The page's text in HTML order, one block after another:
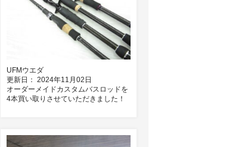
UFMウエダ
更新日： 2024年11月02日
オーダーメイドカスタムバスロッドを
4本買い取りさせていただきました！